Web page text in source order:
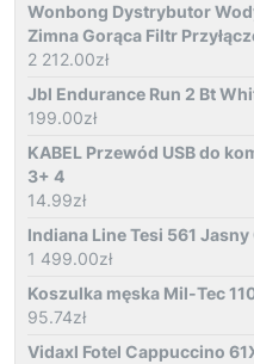
Wonbong Dystrybutor
Zimna Gorąca Filtr
2 212.00zł
Jbl Endurance Run 2 Bt
199.00zł
KABEL Przewód USB do
3+ 4
14.99zł
Indiana Line Tesi 561 Jasny
1 499.00zł
Koszulka męska Mil-Tec
95.74zł
Vidaxl Fotel Cappuccino